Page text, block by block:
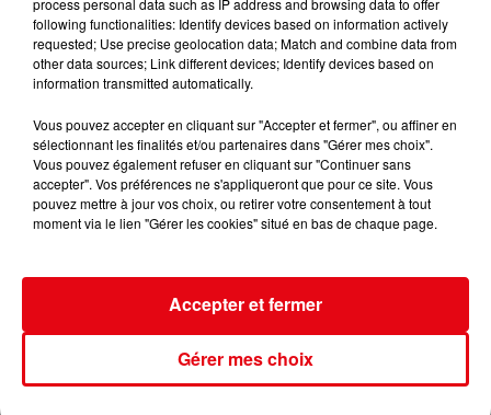
16/07/26 : LES INFORMATIONS
following functionalities: Identify devices based on information actively
requested; Use precise geolocation data; Match and combine data from
other data sources; Link different devices; Identify devices based on
information transmitted automatically.
Vous pouvez accepter en cliquant sur "Accepter et fermer", ou affiner en
sélectionnant les finalités et/ou partenaires dans "Gérer mes choix".
Vous pouvez également refuser en cliquant sur "Continuer sans
accepter". Vos préférences ne s'appliqueront que pour ce site. Vous
pouvez mettre à jour vos choix, ou retirer votre consentement à tout
moment via le lien "Gérer les cookies" situé en bas de chaque page.
Gérer mes choix
Accepter et fermer